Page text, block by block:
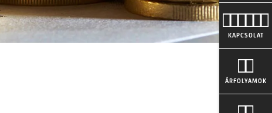
KAPCSOLAT
ÁRFOLYAMOK